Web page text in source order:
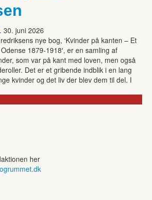
30. juni 2026
nye bog, ‘Kvinder på kanten – Et
1879-1918′, er en samling af
som var på kant med loven, men også
Det er et gribende indblik i en lang
kvinder og det liv der blev dem til del. I
her